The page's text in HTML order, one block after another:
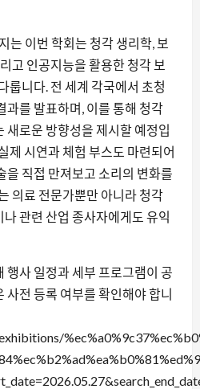
는 이번 학회는 청각 생리학, 보
고 인공지능을 활용한 청각 보
룹니다. 전 세계 각국에서 초청
과를 발표하며, 이를 통해 청각
새로운 방향성을 제시할 예정입
제 시연과 체험 부스도 마련되어
을 직접 만져보고 소리의 변화를
의료 전문가뿐만 아니라 청각
관련 산업 종사자에게도 유익
행사 일정과 세부 프로그램이 공
사전 등록 여부를 확인해야 합니